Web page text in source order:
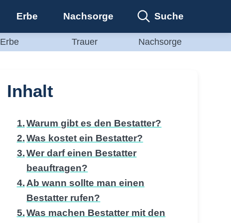
Erbe Nachsorge Suche
Erbe Trauer Nachsorge
Inhalt
Warum gibt es den Bestatter?
Was kostet ein Bestatter?
Wer darf einen Bestatter
beauftragen?
Ab wann sollte man einen
Bestatter rufen?
Was machen Bestatter mit den